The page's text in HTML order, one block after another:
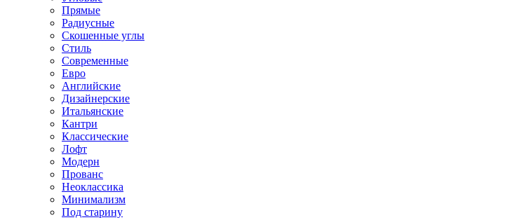
Прямые
Радиусные
Скошенные углы
Стиль
Современные
Евро
Английские
Дизайнерские
Итальянские
Кантри
Классические
Лофт
Модерн
Прованс
Неоклассика
Минимализм
Под старину